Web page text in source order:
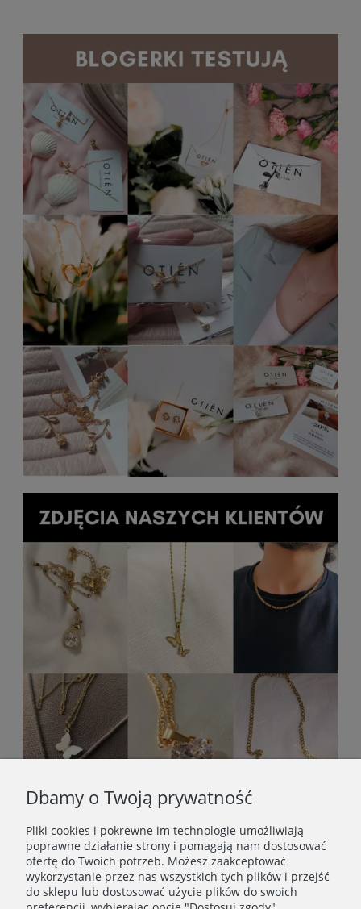
Dbamy o Twoją prywatność
Pliki cookies i pokrewne im technologie umożliwiają
poprawne działanie strony i pomagają nam dostosować
ofertę do Twoich potrzeb. Możesz zaakceptować
wykorzystanie przez nas wszystkich tych plików i przejść
do sklepu lub dostosować użycie plików do swoich